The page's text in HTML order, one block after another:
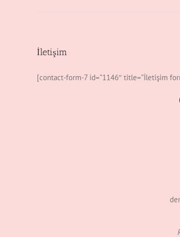
İletişim
[contact-form-7 id=”1146″ title=”İletişim